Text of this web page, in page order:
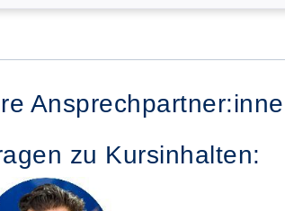
zu Kursinhalten: